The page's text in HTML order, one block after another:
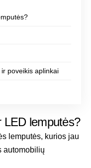
poveikis aplinkai
LED lemputės?
lemputės, kurios jau
automobilių